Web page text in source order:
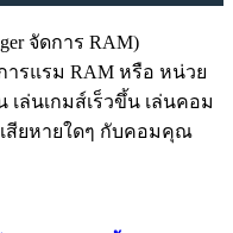
ารแรม RAM หรือ หน่วย
ล่นเกมส์เร็วขึ้น เล่นคอม
สียหายใดๆ กับคอมคุณ